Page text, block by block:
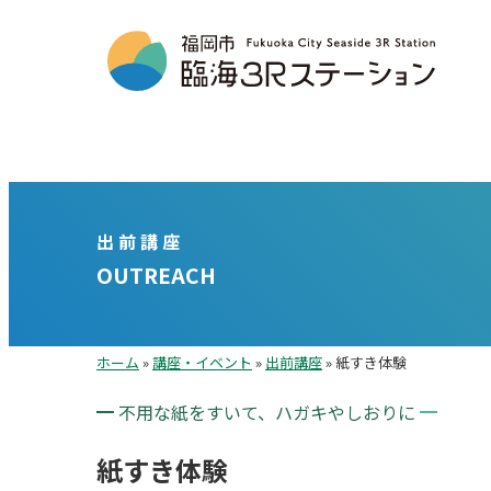
出前講座
OUTREACH
ホーム »講座・イベント » 出前講座»紙すき体験
不用な紙をすいて、ハガキやしおりに
紙すき体験